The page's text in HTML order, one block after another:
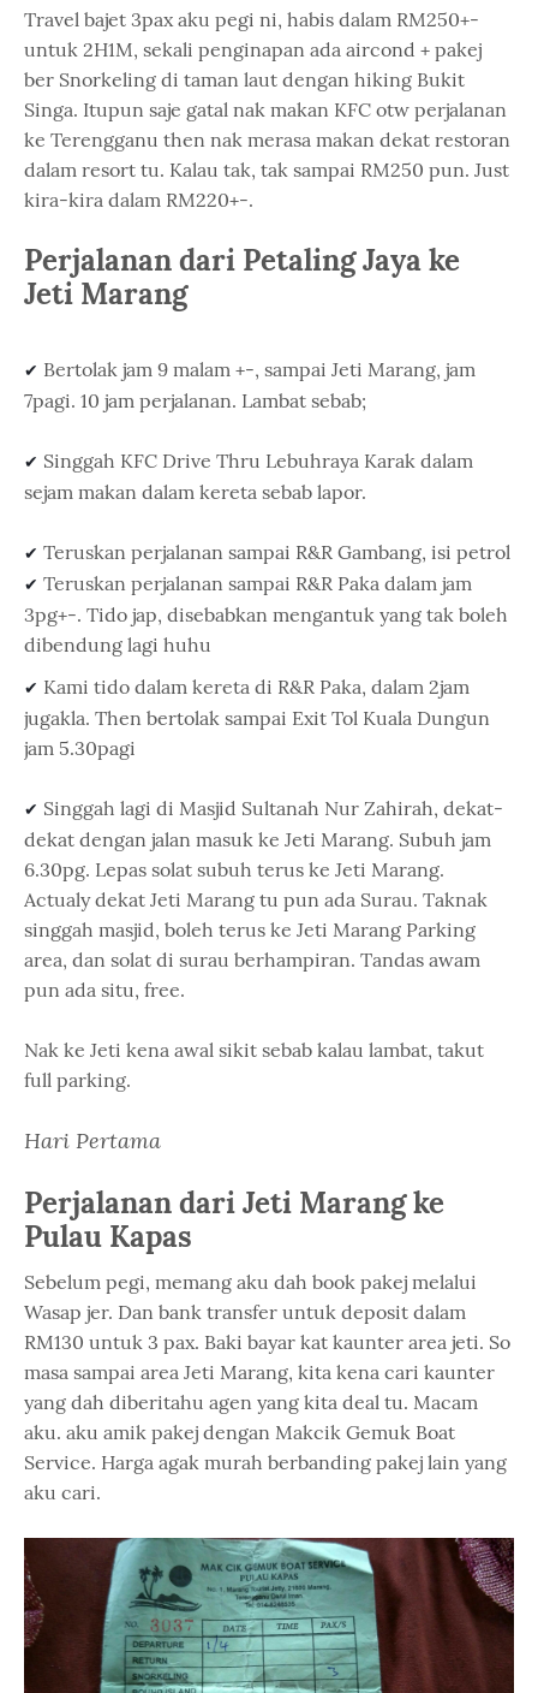
Travel bajet 3pax aku pegi ni, habis dalam RM250+-
untuk 2H1M, sekali penginapan ada aircond + pakej
ber Snorkeling di taman laut dengan hiking Bukit
Singa. Itupun saje gatal nak makan KFC otw perjalanan
ke Terengganu then nak merasa makan dekat restoran
dalam resort tu. Kalau tak, tak sampai RM250 pun. Just
kira-kira dalam RM220+-.
Perjalanan dari Petaling Jaya ke
Jeti Marang
✔ Bertolak jam 9 malam +-, sampai Jeti Marang, jam
7pagi. 10 jam perjalanan. Lambat sebab;
✔ Singgah KFC Drive Thru Lebuhraya Karak dalam
sejam makan dalam kereta sebab lapor.
✔ Teruskan perjalanan sampai R&R Gambang, isi petrol
✔ Teruskan perjalanan sampai R&R Paka dalam jam
3pg+-. Tido jap, disebabkan mengantuk yang tak boleh
dibendung lagi huhu
✔ Kami tido dalam kereta di R&R Paka, dalam 2jam
jugakla. Then bertolak sampai Exit Tol Kuala Dungun
jam 5.30pagi
✔ Singgah lagi di Masjid Sultanah Nur Zahirah, dekat-
dekat dengan jalan masuk ke Jeti Marang. Subuh jam
6.30pg. Lepas solat subuh terus ke Jeti Marang.
Actualy dekat Jeti Marang tu pun ada Surau. Taknak
singgah masjid, boleh terus ke Jeti Marang Parking
area, dan solat di surau berhampiran. Tandas awam
pun ada situ, free.
Nak ke Jeti kena awal sikit sebab kalau lambat, takut
full parking.
Hari Pertama
Perjalanan dari Jeti Marang ke
Pulau Kapas
Sebelum pegi, memang aku dah book pakej melalui
Wasap jer. Dan bank transfer untuk deposit dalam
RM130 untuk 3 pax. Baki bayar kat kaunter area jeti. So
masa sampai area Jeti Marang, kita kena cari kaunter
yang dah diberitahu agen yang kita deal tu. Macam
aku. aku amik pakej dengan Makcik Gemuk Boat
Service. Harga agak murah berbanding pakej lain yang
aku cari.